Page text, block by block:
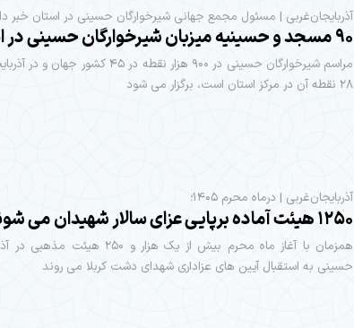
آذربایجان‌غربی | مسئول مجمع جهانی شیرخوارگان حسینی در استان خبر
۹۰ مسجد و حسینیه میزبان شیرخوارگان حسینی در استان خواهند بود
۲۸ نقطه آن در مرکز استان است، برگزار می شود
آذربایجان‌غربی | درماه محرم ۱۴۰۵؛
۱۲۵۰ هیئت آماده برپایی عزای سالار شهیدان می شوند
همزمان با آغاز ماه محرم بیش از یک
حسینی به استقبال آیین های عزاداری شهدای دشت کربلا می روند